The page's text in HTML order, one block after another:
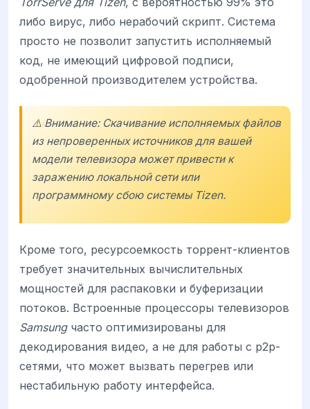
либо вирус, либо нерабочий скрипт. Система
просто не позволит запустить исполняемый
код, не имеющий цифровой подписи,
одобренной производителем устройства.
⚠️ Внимание: Скачивание исполняемых файлов
из непроверенных источников для вашей
модели телевизора может привести к
заражению локальной сети или
программному сбою системы Tizen.
Кроме того, ресурсоемкость торрент-клиентов
требует значительных вычислительных
мощностей для распаковки и буферизации
потоков. Встроенные процессоры телевизоров
Samsungчасто оптимизированы для
декодирования видео, а не для работы с p2p-
сетями, что может вызвать перегрев или
нестабильную работу интерфейса.